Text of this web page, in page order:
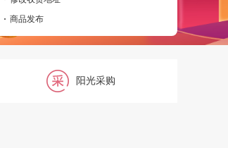
· 商品发布
阳光采购